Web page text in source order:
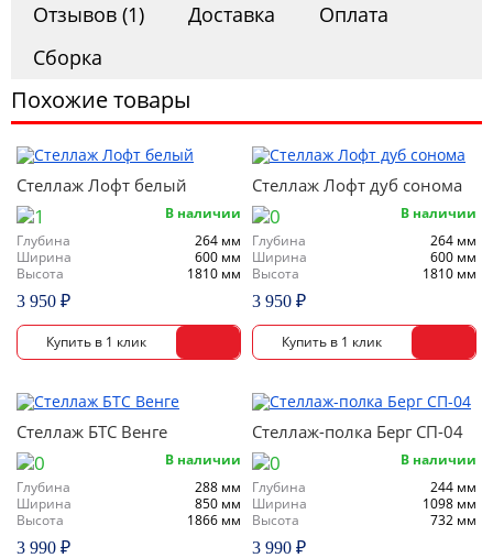
Отзывов (1)
Доставка
Оплата
Сборка
Похожие товары
Стеллаж Лофт белый
В наличии
Глубина
264 мм
Ширина
600 мм
Высота
1810 мм
3 950 ₽
Стеллаж Лофт дуб сонома
В наличии
Глубина
264 мм
Ширина
600 мм
Высота
1810 мм
3 950 ₽
Стеллаж БТС Венге
В наличии
Глубина
288 мм
Ширина
850 мм
Высота
1866 мм
3 990 ₽
Стеллаж-полка Берг СП-04
В наличии
Глубина
244 мм
Ширина
1098 мм
Высота
732 мм
3 990 ₽